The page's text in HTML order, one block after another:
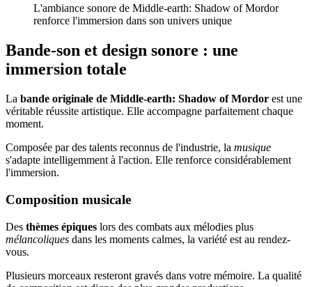
L'ambiance sonore de Middle-earth: Shadow of Mordor
renforce l'immersion dans son univers unique
Bande-son et design sonore : une
immersion totale
La bande originale de Middle-earth: Shadow of Mordor est une
véritable réussite artistique. Elle accompagne parfaitement chaque
moment.
Composée par des talents reconnus de l'industrie, la musique
s'adapte intelligemment à l'action. Elle renforce considérablement
l'immersion.
Composition musicale
Des thèmes épiques lors des combats aux mélodies plus
mélancoliques dans les moments calmes, la variété est au rendez-
vous.
Plusieurs morceaux resteront gravés dans votre mémoire. La qualité